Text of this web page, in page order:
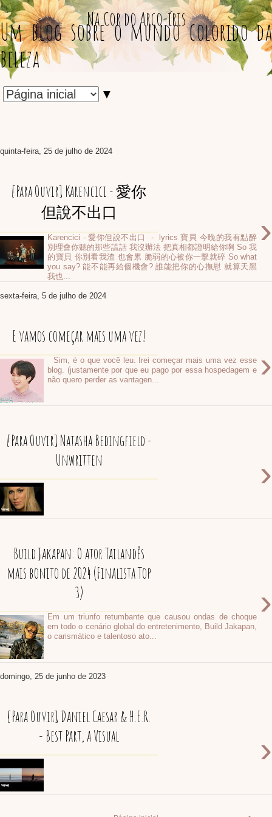
Na Cor do Arco-íris
Um blog sobre o mundo colorido da
beleza
▼
quinta-feira, 25 de julho de 2024
[Para Ouvir] Karencici - 愛你
但說不出口
›
Karencici - 愛你但說不出口 - lyrics 寶貝 今晚的我有點醉
別理會你聽的那些謊話 我沒辦法 把真相都證明給你啊 So 我
的寶貝 你別看我渣 也會累 脆弱的心被你一擊就碎 So what
you say? 能不能再給個機會? 誰能把你的心撫慰 就算天黑
我也...
sexta-feira, 5 de julho de 2024
E vamos começar mais uma vez!
›
Sim, é o que você leu. Irei começar mais uma vez esse
blog. (justamente por que eu pago por essa hospedagem e
não quero perder as vantagen...
[Para Ouvir] Natasha Bedingfield -
Unwritten
›
Build Jakapan: O ator Tailandês
mais bonito de 2024 (Finalista Top
3)
›
Em um triunfo retumbante que causou ondas de choque
em todo o cenário global do entretenimento, Build Jakapan,
o carismático e talentoso ato...
domingo, 25 de junho de 2023
[Para Ouvir] Daniel Caesar & H.E.R.
- Best Part, a Visual
›